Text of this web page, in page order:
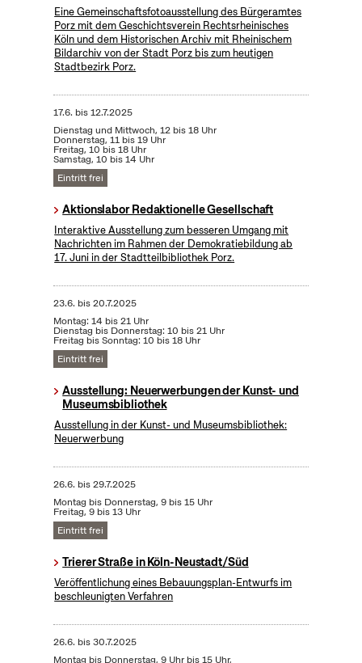
Eine Gemeinschaftsfotoausstellung des Bürgeramtes
Porz mit dem Geschichtsverein Rechtsrheinisches
Köln und dem Historischen Archiv mit Rheinischem
Bildarchiv von der Stadt Porz bis zum heutigen
Stadtbezirk Porz.
17.6. bis12.7.2025
Dienstag und Mittwoch, 12 bis 18 Uhr
Donnerstag, 11 bis 19 Uhr
Freitag, 10 bis 18 Uhr
Samstag, 10 bis 14 Uhr
Eintritt frei
Aktionslabor Redaktionelle Gesellschaft
Interaktive Ausstellung zum besseren Umgang mit
Nachrichten im Rahmen der Demokratiebildung ab
17. Juni in der Stadtteilbibliothek Porz.
23.6. bis20.7.2025
Montag: 14 bis 21 Uhr
Dienstag bis Donnerstag: 10 bis 21 Uhr
Freitag bis Sonntag: 10 bis 18 Uhr
Eintritt frei
Ausstellung: Neuerwerbungen der Kunst- und
Museumsbibliothek
Ausstellung in der Kunst- und Museumsbibliothek:
Neuerwerbung
26.6. bis29.7.2025
Montag bis Donnerstag, 9 bis 15 Uhr
Freitag, 9 bis 13 Uhr
Eintritt frei
Trierer Straße in Köln-Neustadt/Süd
Veröffentlichung eines Bebauungsplan-Entwurfs im
beschleunigten Verfahren
26.6. bis30.7.2025
Montag bis Donnerstag, 9 Uhr bis 15 Uhr,